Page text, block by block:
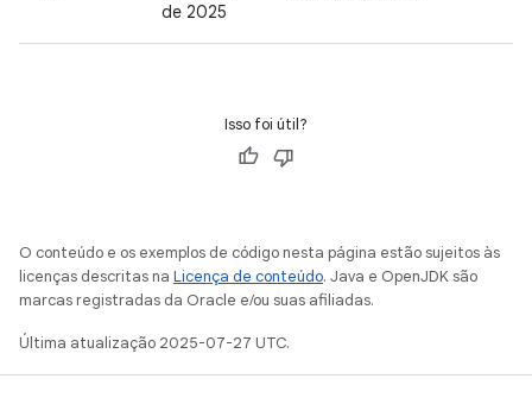
de 2025
Isso foi útil?
O conteúdo e os exemplos de código nesta página estão sujeitos às
licenças descritas na Licença de conteúdo. Java e OpenJDK são
marcas registradas da Oracle e/ou suas afiliadas.
Última atualização 2025-07-27 UTC.